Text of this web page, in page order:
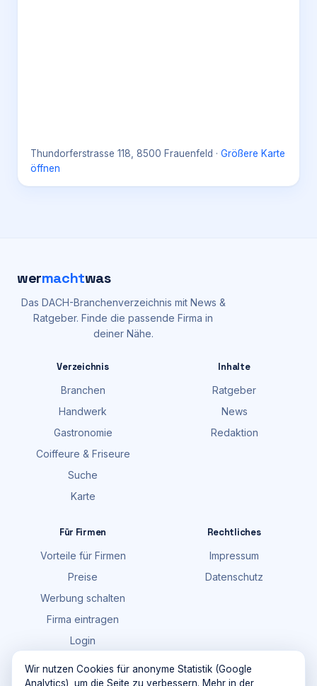
Thundorferstrasse 118, 8500 Frauenfeld · Größere Karte
öffnen
wermachtwas
Das DACH-Branchenverzeichnis mit News &
Ratgeber. Finde die passende Firma in
deiner Nähe.
Verzeichnis
Branchen
Handwerk
Gastronomie
Coiffeure & Friseure
Suche
Karte
Inhalte
Ratgeber
News
Redaktion
Für Firmen
Vorteile für Firmen
Preise
Werbung schalten
Firma eintragen
Login
Rechtliches
Impressum
Datenschutz
Wir nutzen Cookies für anonyme Statistik (Google
Analytics), um die Seite zu verbessern. Mehr in der